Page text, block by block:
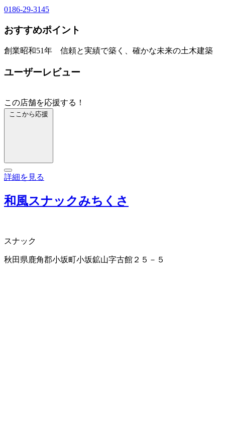
0186-29-3145
おすすめポイント
創業昭和51年 信頼と実績で築く、確かな未来の土木建築
ユーザーレビュー
この店舗を応援する！
ここから応援
詳細を見る
和風スナックみちくさ
スナック
秋田県鹿角郡小坂町小坂鉱山字古館２５－５